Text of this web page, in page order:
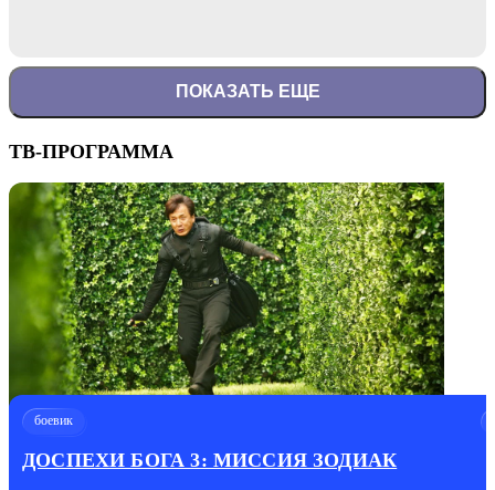
ПОКАЗАТЬ ЕЩЕ
ТВ-ПРОГРАММА
боевик
ДОСПЕХИ БОГА 3: МИССИЯ ЗОДИАК